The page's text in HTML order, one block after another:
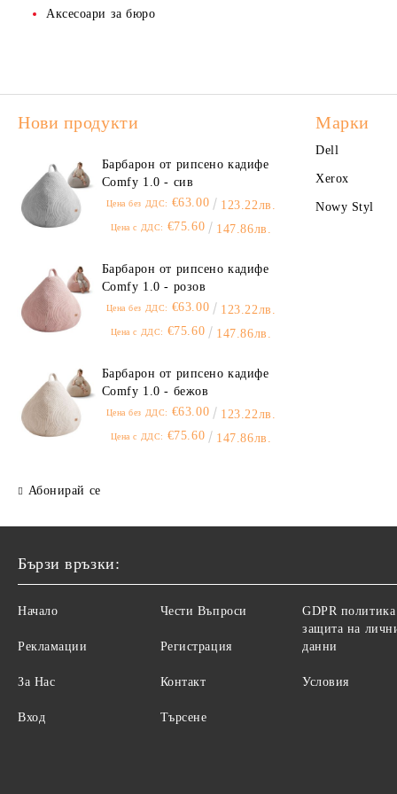
Лазерни консумативи за TOSHIBA
принтери
Счетоводни, касови и банкови
Диспенсъри, дозатори, нагънати
офис техника
Аксесоари за бюро
Нови продукти
Барбарон от рипсено кадифе
Comfy 1.0 - сив
Цена без ДДС: €63.00 123.22лв.
Цена с ДДС: €75.60 147.86лв.
Барбарон от рипсено кадифе
Comfy 1.0 - розов
Цена без ДДС: €63.00 123.22лв.
Цена с ДДС: €75.60 147.86лв.
Барбарон от рипсено кадифе
Comfy 1.0 - бежов
Цена без ДДС: €63.00 123.22лв.
Цена с ДДС: €75.60 147.86лв.
Абонирай се
Марки
Dell
Xerox
Nowy Styl
Бързи връзки:
Начало
Рекламации
За Нас
Вход
Чести Въпроси
Регистрация
Контакт
Търсене
GDPR политика
защита на
данни
Условия